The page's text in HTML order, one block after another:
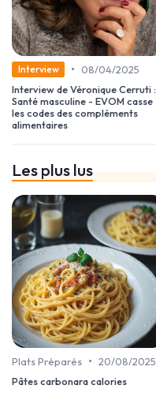
Interview •
08/04/2025
Interview de Véronique Cerruti :
Santé masculine - EVOM casse
les codes des compléments
alimentaires
Les plus lus
Plats Préparés • 20/08/2025
Pâtes carbonara calories